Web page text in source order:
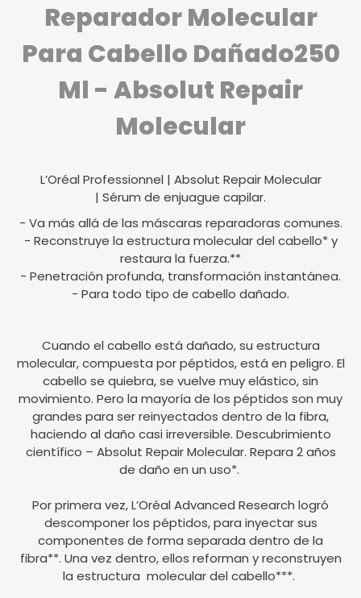
Reparador Molecular
Para Cabello Dañado250
Ml - Absolut Repair
Molecular
L’Oréal Professionnel | Absolut Repair Molecular
| Sérum de enjuague capilar.
- Va más allá de las máscaras reparadoras comunes.
- Reconstruye la estructura molecular del cabello* y
restaura la fuerza.**
- Penetración profunda, transformación instantánea.
- Para todo tipo de cabello dañado.
Cuando el cabello está dañado, su estructura
molecular, compuesta por péptidos, está en peligro. El
cabello se quiebra, se vuelve muy elástico, sin
movimiento. Pero la mayoría de los péptidos son muy
grandes para ser reinyectados dentro de la fibra,
haciendo al daño casi irreversible. Descubrimiento
científico – Absolut Repair Molecular. Repara 2 años
de daño en un uso*.
Por primera vez, L’Oréal Advanced Research logró
descomponer los péptidos, para inyectar sus
componentes de forma separada dentro de la
fibra**. Una vez dentro, ellos reforman y reconstruyen
la estructura molecular del cabello***.